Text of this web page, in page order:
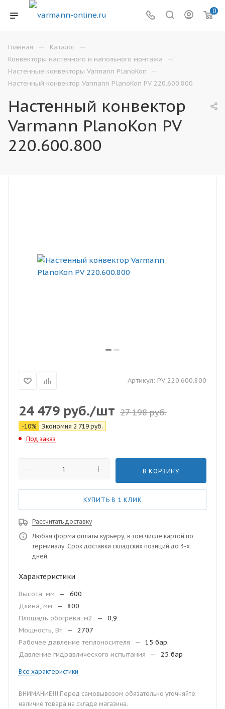
0
Главная — Каталог —
Конвекторы настенного и напольного монтажа —
Настенные конвекторы Varmann PlanoKon —
Настенный конвектор Varmann PlanoKon PV 220.600.800
Настенный конвектор
Varmann PlanoKon PV
220.600.800
Артикул: PV 220.600.800
24 479 руб./шт 27 198руб.
-10% Экономия 2 719 руб.
Под заказ
В КОРЗИНУ
КУПИТЬ В 1 КЛИК
Рассчитать доставку
Любая форма оплаты курьеру, в том числе картой по
терминалу. Срок доставки складских позиций до 3-х
дней.
Характеристики
Высота, мм —
600
Длина, мм
—
800
Площадь обогрева, м2
—
0,9
Мощность, Вт
—
2707
Рабочее давление теплоносителя
—
15 бар.
Давление гидравлического испытания
— 25 бар
Все характеристики
ВНИМАНИЕ!!! Перед самовывозом обязательно уточняйте
наличие товара на складе магазина.